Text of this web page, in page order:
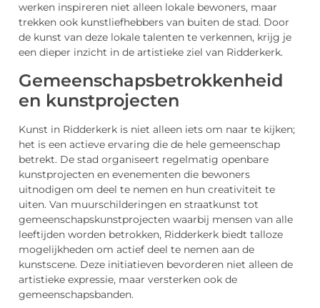
werken inspireren niet alleen lokale bewoners, maar
trekken ook kunstliefhebbers van buiten de stad. Door
de kunst van deze lokale talenten te verkennen, krijg je
een dieper inzicht in de artistieke ziel van Ridderkerk.
Gemeenschapsbetrokkenheid
en kunstprojecten
Kunst in Ridderkerk is niet alleen iets om naar te kijken;
het is een actieve ervaring die de hele gemeenschap
betrekt. De stad organiseert regelmatig openbare
kunstprojecten en evenementen die bewoners
uitnodigen om deel te nemen en hun creativiteit te
uiten. Van muurschilderingen en straatkunst tot
gemeenschapskunstprojecten waarbij mensen van alle
leeftijden worden betrokken, Ridderkerk biedt talloze
mogelijkheden om actief deel te nemen aan de
kunstscene. Deze initiatieven bevorderen niet alleen de
artistieke expressie, maar versterken ook de
gemeenschapsbanden.